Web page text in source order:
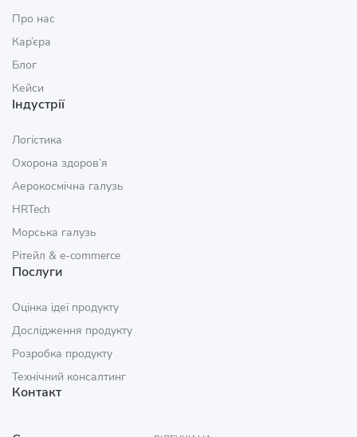
Про нас
Кар’єра
Блог
Кейси
Індустрії
Логістика
Охорона здоров’я
Аерокосмічна галузь
HRTech
Морська галузь
Рітейл & e‑commerce
Послуги
Оцінка ідеї продукту
Дослідження продукту
Розробка продукту
Технічний консалтинг
Контакт